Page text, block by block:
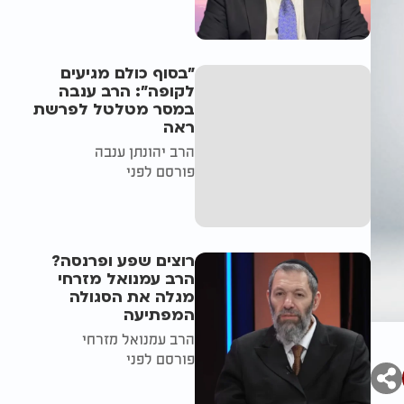
"בסוף כולם מגיעים
לקופה": הרב ענבה
במסר מטלטל לפרשת
ראה
הרב יהונתן ענבה
פורסם לפני
רוצים שפע ופרנסה?
הרב עמנואל מזרחי
מגלה את הסגולה
המפתיעה
הרב עמנואל מזרחי
פורסם לפני